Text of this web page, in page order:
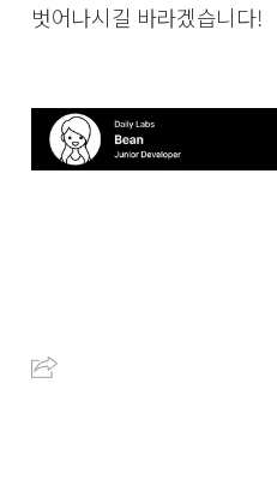
벗어나시길 바라겠습니다!